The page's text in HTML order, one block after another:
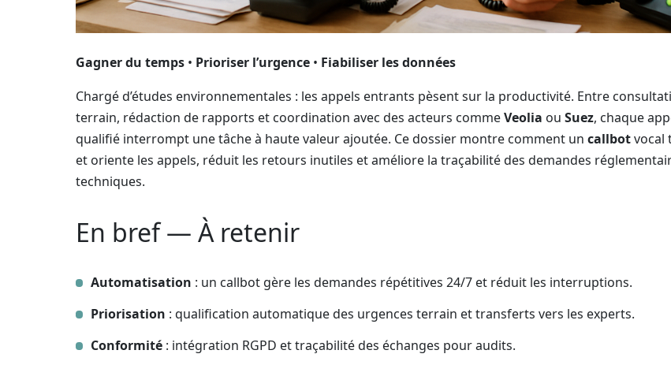
Gagner du temps• Prioriser l’urgence• Fiabiliser les données
Chargé d’études environnementales : les appels entrants pèsent sur la productivité. Entre
terrain, rédaction de rapports et coordination avec des acteurs commeVeolia ou Suez, chaque
qualifié interrompt une tâche à haute valeur ajoutée. Ce dossier montre comment un callbotvocal
et oriente les appels, réduit les retours inutiles et améliore la traçabilité des demandes
techniques.
En bref — À retenir
Automatisation : un callbot gère les demandes répétitives 24/7 et réduit les interruptions.
Priorisation : qualification automatique des urgences terrain et transferts vers les experts.
Conformité: intégration RGPD et traçabilité des échanges pour audits.